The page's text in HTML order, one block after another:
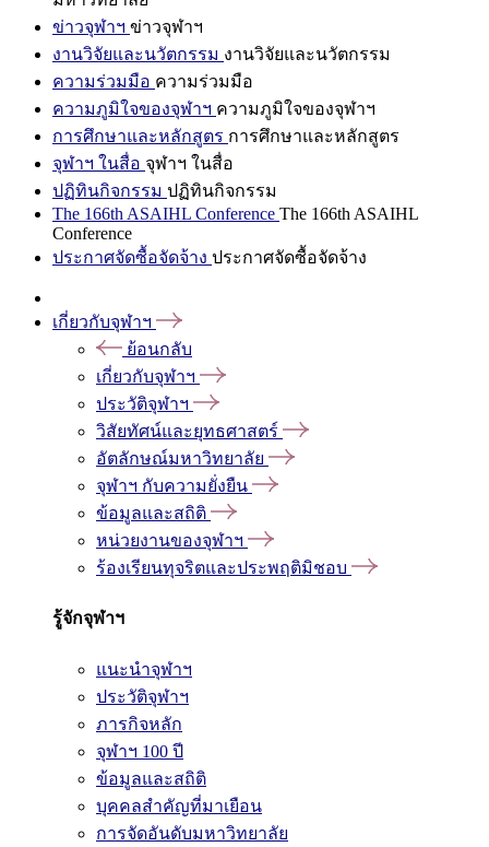
ข่าวจุฬาฯ ข่าวจุฬาฯ
งานวิจัยและนวัตกรรม งานวิจัยและนวัตกรรม
ความร่วมมือ ความร่วมมือ
ความภูมิใจของจุฬาฯ ความภูมิใจของจุฬาฯ
การศึกษาและหลักสูตร การศึกษาและหลักสูตร
จุฬาฯ ในสื่อ จุฬาฯ ในสื่อ
ปฏิทินกิจกรรม ปฏิทินกิจกรรม
The 166th ASAIHL Conference The 166th ASAIHL
Conference
ประกาศจัดซื้อจัดจ้าง ประกาศจัดซื้อจัดจ้าง
เกี่ยวกับจุฬาฯ
ย้อนกลับ
เกี่ยวกับจุฬาฯ
ประวัติจุฬาฯ
วิสัยทัศน์และยุทธศาสตร์
อัตลักษณ์มหาวิทยาลัย
จุฬาฯ กับความยั่งยืน
ข้อมูลและสถิติ
หน่วยงานของจุฬาฯ
ร้องเรียนทุจริตและประพฤติมิชอบ
รู้จักจุฬาฯ
แนะนำจุฬาฯ
ประวัติจุฬาฯ
ภารกิจหลัก
จุฬาฯ 100 ปี
ข้อมูลและสถิติ
บุคคลสำคัญที่มาเยือน
การจัดอันดับมหาวิทยาลัย